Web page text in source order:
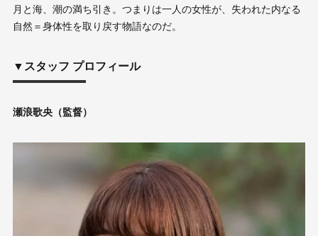
月と海、潮の満ち引き。つまりは一人の女性が、失われた内なる
自然＝身体性を取り戻す物語なのだ。
▼スタッフ プロフィール
瀬浪歌央（監督）